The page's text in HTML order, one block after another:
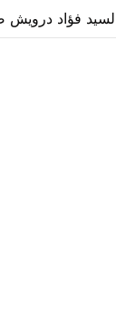
فؤاد درويش ضمن